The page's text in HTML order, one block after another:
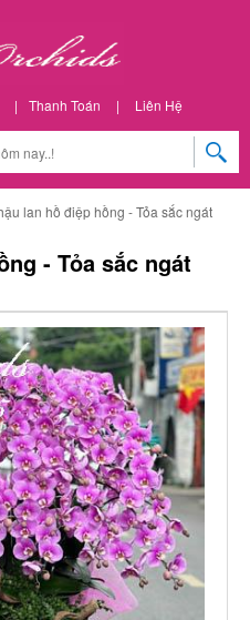
| Thanh Toán | Liên Hệ
lan hồ điệp hồng - Tỏa sắc ngát
- Tỏa sắc ngát